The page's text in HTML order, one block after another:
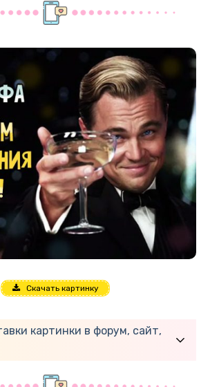
Скачать картинку
картинки в форум, сайт,